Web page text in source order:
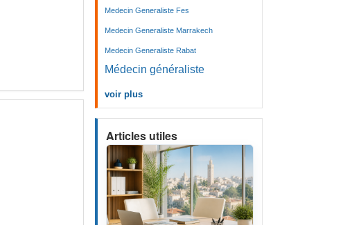
Medecin Generaliste Fes
Medecin Generaliste Marrakech
Medecin Generaliste Rabat
Médecin généraliste
voir plus
Articles utiles